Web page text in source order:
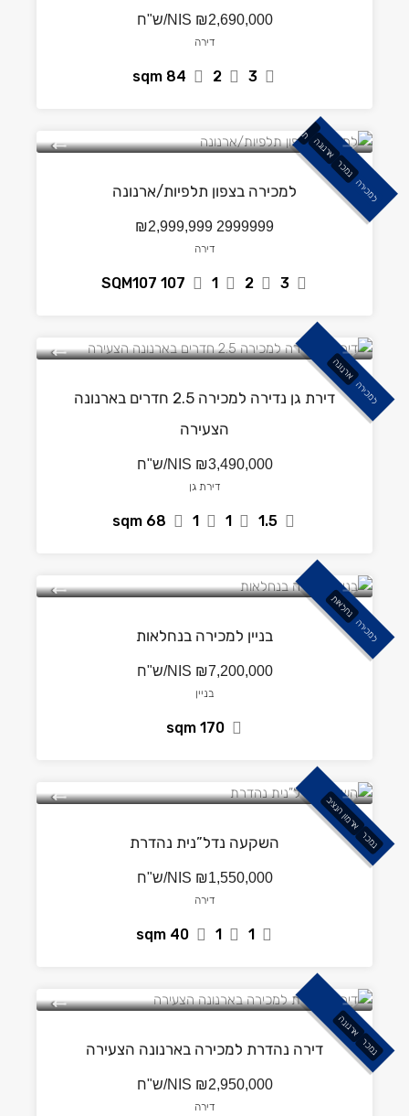
NIS ₪2,690,000/ש"ח
דירה
3
2
84
sqm
למכירה
נמכר
ארנונה
צ
פון
ת
ל
פיות
למכירה בצפון תלפיות/ארנונה
2999999
דירה
3
2
1
107
SQM107
למכירה
ארנונה
דירת גן נדירה למכירה 2.5 חדרים בארנונה
הצעירה
NIS ₪3,490,000/ש"ח
דירת גן
1.5
1
1
68
sqm
למכירה
נחלאות
בניין למכירה בנחלאות
NIS ₪7,200,000/ש"ח
בניין
170
sqm
נמכר
ארמון הנציב
השקעה נדל”נית נהדרת
NIS ₪1,550,000/ש"ח
דירה
1
1
40
sqm
נמכר
ארנונה
דירה נהדרת למכירה בארנונה הצעירה
NIS ₪2,950,000/ש"ח
דירה